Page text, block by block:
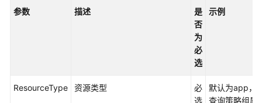
实
参数 描述
是
否
为
必
选
示例
ResourceType 资源类型
必
选
默认为app，
查询策略组属